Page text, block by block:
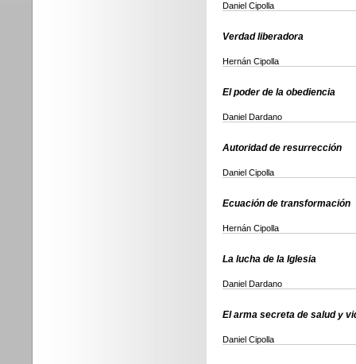
Daniel Cipolla
Verdad liberadora
Hernán Cipolla
El poder de la obediencia
Daniel Dardano
Autoridad de resurrección
Daniel Cipolla
Ecuación de transformación
Hernán Cipolla
La lucha de la Iglesia
Daniel Dardano
El arma secreta de salud y
Daniel Cipolla